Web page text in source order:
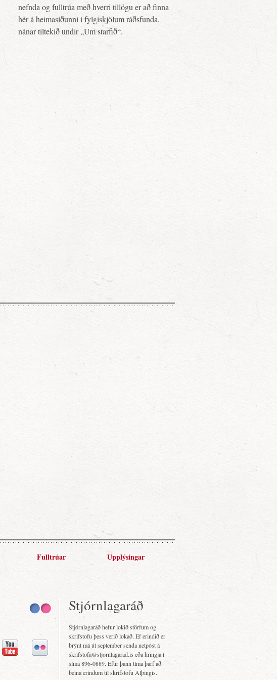
nefnda og fulltrúa með hverri tillögu er að finna
hér á heimasíðunni í fylgiskjölum ráðsfunda,
nánar tiltekið undir „Um starfið“.
Fulltrúar Upplýsingar
Stjórnlagaráð
Stjórnlagaráð hefur lokið störfum og
skrifstofu þess verið lokað. Ef erindið er
brýnt má út september senda netpóst á
skrifstofa@stjornlagarad.is eða hringja í
síma 896-0889. Eftir þann tíma þarf að
beina erindum til skrifstofu Alþingis.